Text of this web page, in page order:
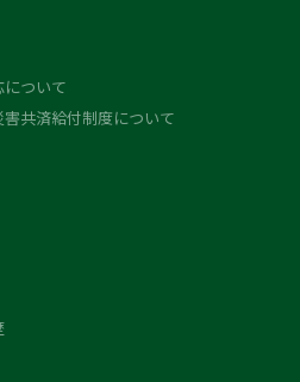
ついて
共済給付制度について